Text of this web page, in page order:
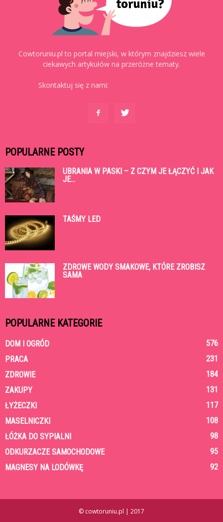
Cowtoruniu.pl to portal miejski, w którym znajdziesz wiele
ciekawych artykułów na przeróżne tematy.
Skontaktuj się z nami:
POPULARNE POSTY
UBRANIA W PASKI – Z CZYM JE ŁĄCZYĆ I JAK
JE...
TAŚMY LED
ZDROWE WODY SMAKOWE, KTÓRE ZROBISZ
SAMA
POPULARNE KATEGORIE
DOM I OGRÓD
576
PRACA
231
ZDROWIE
184
ZAKUPY
131
ŁYŻECZKI
117
MASELNICZKI
108
ŁÓŻKA DO SYPIALNI
98
ODKURZACZE SAMOCHODOWE
95
MAGNESY NA LODÓWKĘ
92
© cowtoruniu.pl | 2017